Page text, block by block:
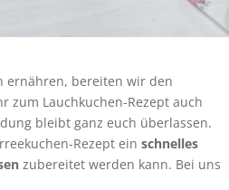
ernähren, bereiten wir den
zum Lauchkuchen-Rezept auch
bleibt ganz euch überlassen.
Rezept ein schnelles
zubereitet werden kann. Bei uns